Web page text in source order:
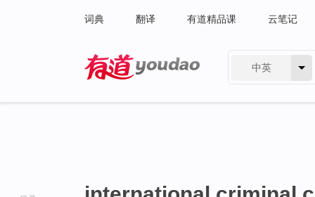
词典 翻译 有道精品课 云笔记
中英